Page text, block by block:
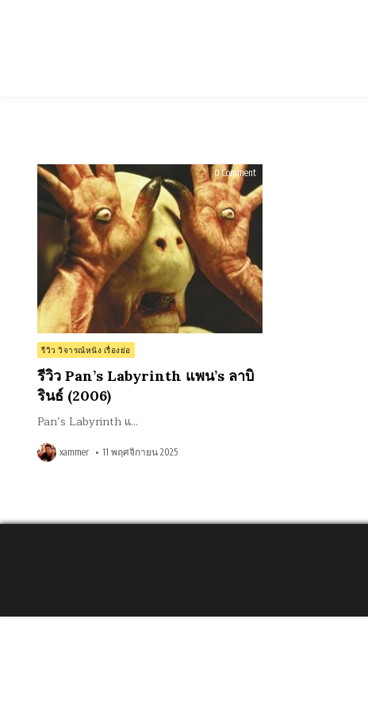
0 Commenton
รีวิว
Pan’s
Labyrinth
แพน’s
Posted
in
รีวิว วิจารณ์หนัง เรื่องย่อ
รีวิว Pan’s Labyrinth แพน’s ลาบิ
รินธ์ (2006)
Pan’s Labyrinth แ…
xammer 11 พฤศจิกายน 2025